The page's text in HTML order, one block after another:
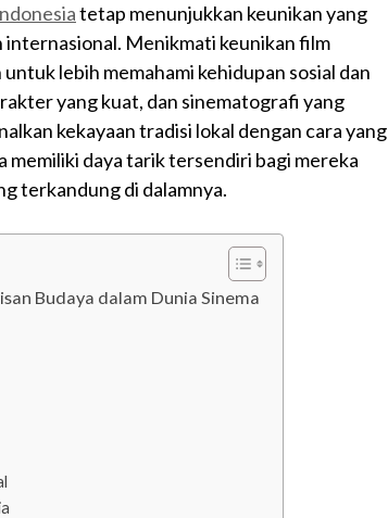
tetap menunjukkan keunikan yang
Menikmati keunikan film
lebih memahami kehidupan sosial dan
yang kuat, dan sinematografi yang
kekayaan tradisi lokal dengan cara yang
daya tarik tersendiri bagi mereka
terkandung di dalamnya.
Budaya dalam Dunia Sinema